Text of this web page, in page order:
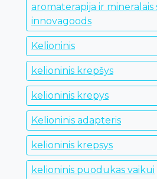
aromaterapija ir mineralais
innovagoods
Kelioninis
kelioninis krepšys
kelioninis krepys
Kelioninis adapteris
kelioninis krepsys
kelioninis puodukas vaikui